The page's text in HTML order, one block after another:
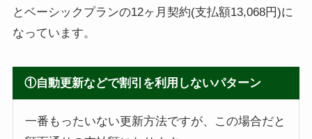
とベーシックプランの12ヶ月契約(支払額13,068円)に
なっています。
①自動更新などで割引を利用しないパターン
一番もったいない更新方法ですが、この場合だと